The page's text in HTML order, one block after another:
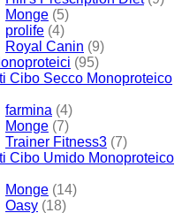
Monge (5)
prolife (4)
Royal Canin (9)
(95)
Cibo Secco Monoproteico
farmina (4)
Monge (7)
Trainer Fitness3 (7)
Cibo Umido Monoproteico
Monge (14)
Oasy (18)